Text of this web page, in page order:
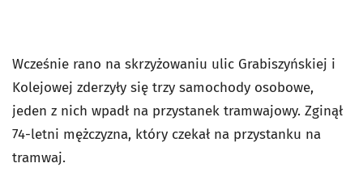
Wcześnie rano na skrzyżowaniu ulic Grabiszyńskiej i
Kolejowej zderzyły się trzy samochody osobowe,
jeden z nich wpadł na przystanek tramwajowy. Zginął
74-letni mężczyzna, który czekał na przystanku na
tramwaj.